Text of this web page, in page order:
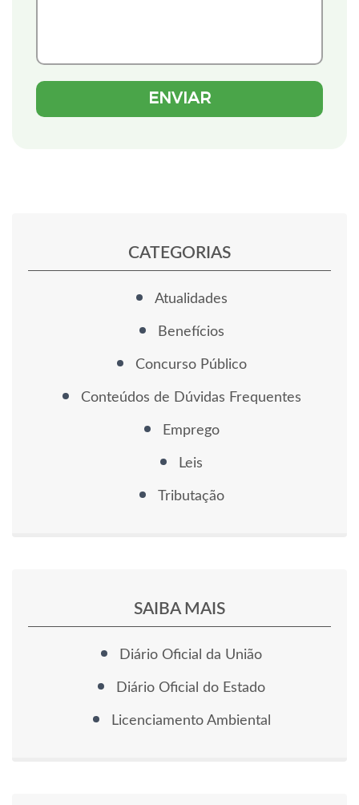
CATEGORIAS
Atualidades
Benefícios
Concurso Público
Conteúdos de Dúvidas Frequentes
Emprego
Leis
Tributação
SAIBA MAIS
Diário Oficial da União
Diário Oficial do Estado
Licenciamento Ambiental